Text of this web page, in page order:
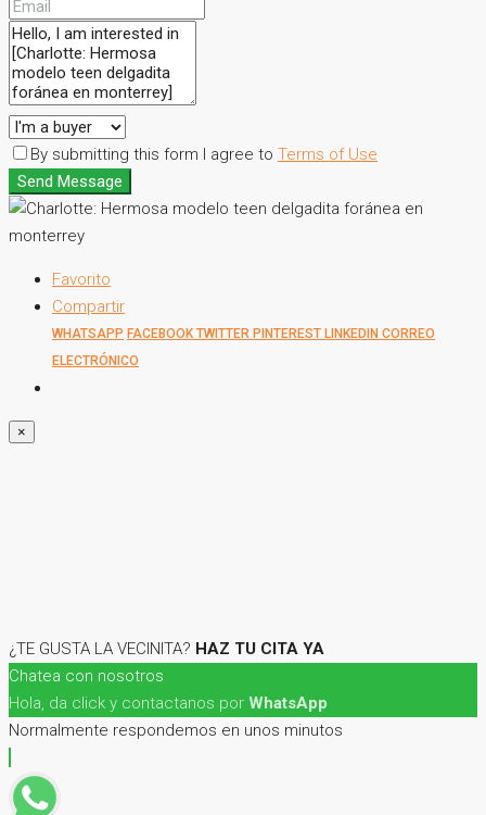
By submitting this form I agree to Terms of Use
Send Message
Favorito
Compartir
WHATSAPP FACEBOOK TWITTER PINTEREST LINKEDIN CORREO
ELECTRÓNICO
×
¿TE GUSTA LA VECINITA? HAZ TU CITA YA
Chatea con nosotros
Hola, da click y contactanos por WhatsApp
Normalmente respondemos en unos minutos